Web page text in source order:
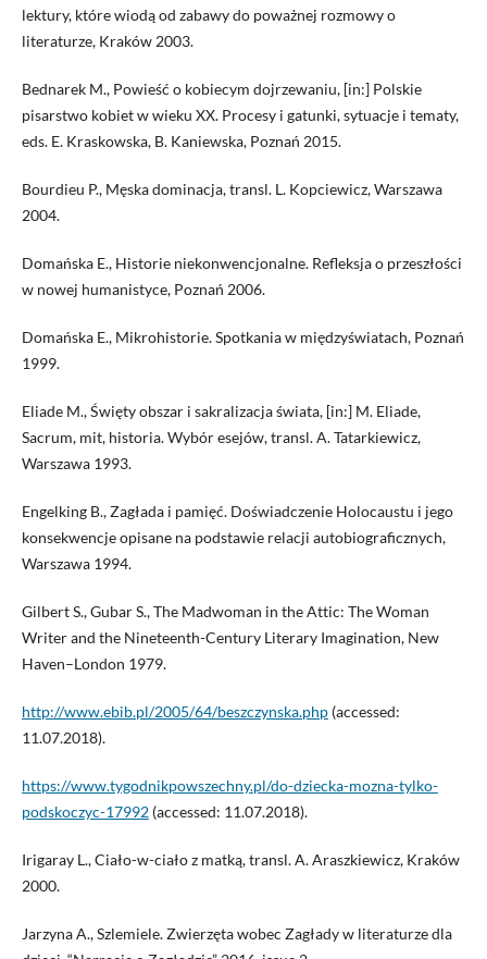
lektury, które wiodą od zabawy do poważnej rozmowy o
literaturze, Kraków 2003.
Bednarek M., Powieść o kobiecym dojrzewaniu, [in:] Polskie
pisarstwo kobiet w wieku XX. Procesy i gatunki, sytuacje i tematy,
eds. E. Kraskowska, B. Kaniewska, Poznań 2015.
Bourdieu P., Męska dominacja, transl. L. Kopciewicz, Warszawa
2004.
Domańska E., Historie niekonwencjonalne. Refleksja o przeszłości
w nowej humanistyce, Poznań 2006.
Domańska E., Mikrohistorie. Spotkania w międzyświatach, Poznań
1999.
Eliade M., Święty obszar i sakralizacja świata, [in:] M. Eliade,
Sacrum, mit, historia. Wybór esejów, transl. A. Tatarkiewicz,
Warszawa 1993.
Engelking B., Zagłada i pamięć. Doświadczenie Holocaustu i jego
konsekwencje opisane na podstawie relacji autobiograficznych,
Warszawa 1994.
Gilbert S., Gubar S., The Madwoman in the Attic: The Woman
Writer and the Nineteenth-Century Literary Imagination, New
Haven–London 1979.
http://www.ebib.pl/2005/64/beszczynska.php(accessed:
11.07.2018).
https://www.tygodnikpowszechny.pl/do-dziecka-mozna-tylko-
podskoczyc-17992(accessed: 11.07.2018).
Irigaray L., Ciało-w-ciało z matką, transl. A. Araszkiewicz, Kraków
2000.
Jarzyna A., Szlemiele. Zwierzęta wobec Zagłady w literaturze dla